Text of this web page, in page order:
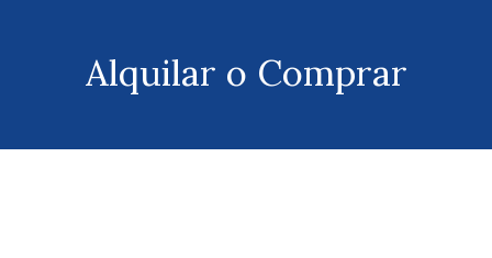
Alquilar o Comprar